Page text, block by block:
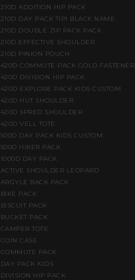
210D ADDITION HIP PACK
210D DAY PACK TIPI BLACK NAME
210D DOUBLE ZIP PACK PACK
210D EFFECTIVE SHOULDER
210D PINION POUCH
420D COMMUTE PACK GOLD FASTENER
420D DIVISION HIP PACK
420D EXPLORE PACK KIDS CUSTOM
420D HUT SHOULDER
420D SPRED SHOULDER
420D VELL TOTE
500D DAY PACK KIDS CUSTOM
500D HIKER PACK
1000D DAY PACK
ACTIVE SHOULDER LEOPARD
ARGYLE BACK PACK
BIKE PACK
BISCUIT PACK
BUCKET PACK
CAMPER TOTE
COIN CASE
COMMUTE PACK
DAY PACK KIDS
DIVISION HIP PACK